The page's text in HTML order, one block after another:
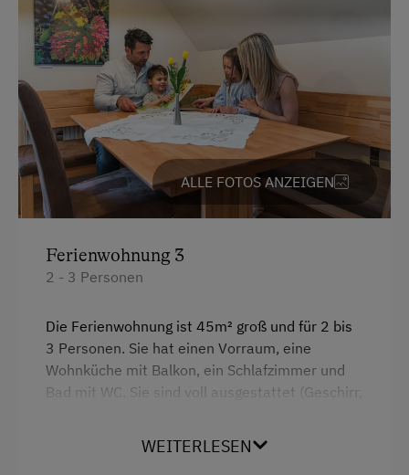
Haarföhn
Handtücher
Heizung
Kaffeemaschine
Kinderbett
Toaster
Küche
Küchenausstattung
Kühlschrank
Wlan
Neubau
Doppelbett
Einzelbett
ALLE FOTOS ANZEIGEN
Ferienwohnung 3
2 - 3 Personen
Die Ferienwohnung ist 45m² groß und für 2 bis
3 Personen. Sie hat einen Vorraum, eine
Wohnküche mit Balkon, ein Schlafzimmer und
Bad mit WC. Sie sind voll ausgestattet (Geschirr,
mit massiven Naturmöbel eingerichtet. Pro
Woche Aufenthalt sind folgende Leistungen
WEITERLESEN